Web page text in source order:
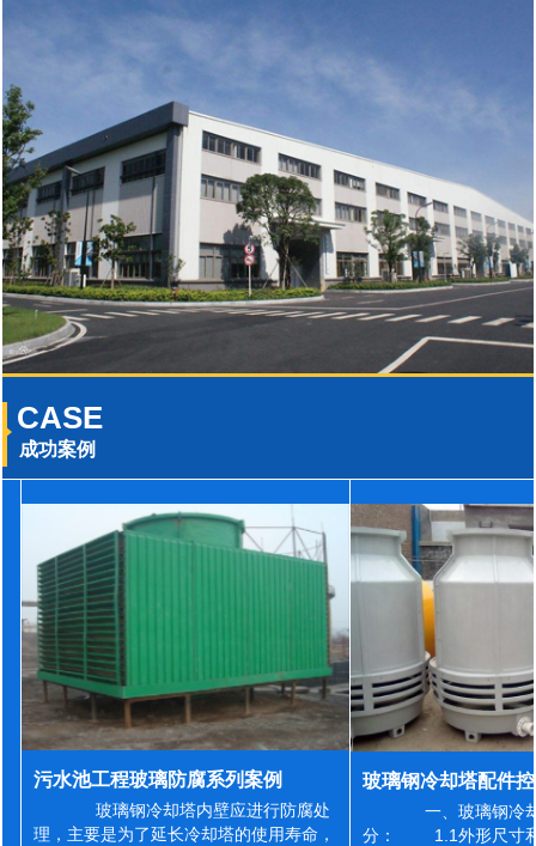
CASE
成功案例
污水池工程玻璃防腐系列案例
玻璃钢冷却塔内壁应进行防腐处
理，主要是为了延长冷却塔的使用寿命，
一、玻璃钢冷
分： 1.1外形尺寸和